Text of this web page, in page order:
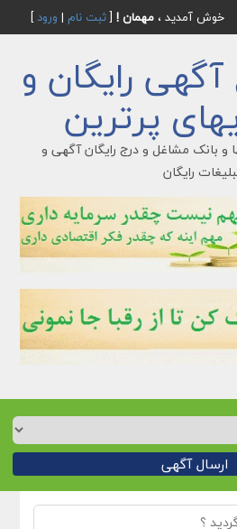
خوش آمدید ، مهمان ![ثبت نام | ورود]
رایگان و
پرترین
و بانک مشاغل و درج رایگان آگهی و
رایگان
ارسال آگهی